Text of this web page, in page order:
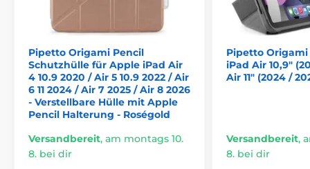
Pipetto Origami Pencil
Schutzhülle für Apple iPad Air
4 10.9 2020 / Air 5 10.9 2022 / Air
6 11 2024 / Air 7 2025 / Air 8 2026
- Verstellbare Hülle mit Apple
Pencil Halterung - Roségold
Versandbereit, am montags 10.
8. bei dir
Pipetto
iPad Air 10,9"
Air 11" (2024 /
Versandbereit,
8. bei dir